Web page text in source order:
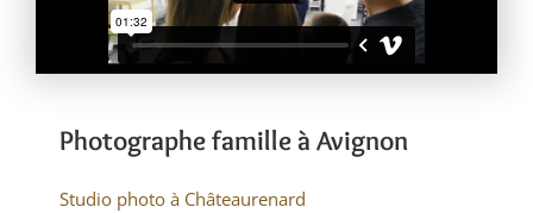
Photographe famille à Avignon
Studio photo à Châteaurenard